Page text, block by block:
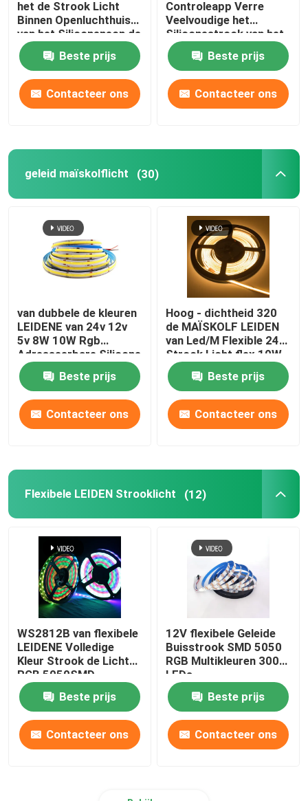
Kwaliteitscontrole
Contacteer ons
nieuws
Van de LEIDENE het Licht Neonstrook
licht van de neon het flexibele strook
De Strooklicht van het siliconeneon
geleid maïskolflicht
Flexibele LEIDEN Strooklicht
Horizon Lineair Licht
Onder Planken LEIDENE Verlichting
LEIDEN Spoor Licht Spoor
geleid aluminiumprofiel
geleid lineair het hangen licht
Het Acrylcomité van LGP
het de Strook Licht
Binnen Openluchthuis
van het Siliconeneon de
Bardecor 12V
Beste prijs
Contacteer ons
Controleapp Verre
Veelvoudige het
Siliconestrook van het
Wijzen RGB Neon
Beste prijs
Contacteer ons
geleid maïskolflicht (30)
van dubbele de kleuren
LEIDENE van 24v 12v
5v 8W 10W Rgb
Adresseerbare Silicone
MAÏSKOLF het Lichte
Rgbcw RgbwBeste prijs
Contacteer ons
Hoog - dichtheid 320
de MAÏSKOLF LEIDEN
van Led/M Flexible 24V
Strook Licht flex 10W
warm wit
Beste prijs
Contacteer ons
Flexibele LEIDEN Strooklicht (12)
WS2812B van flexibele
LEIDENE Volledige
Kleur Strook de Lichte
RGB 5050SMD
Individuele
Adresseerbare 16.4FT
60Pixels/M 300Pixels
Zwarte PCB
Beste prijs
Contacteer ons
12V flexibele Geleide
Buisstrook SMD 5050
RGB Multikleuren 300
LEDs
Beste prijs
Contacteer ons